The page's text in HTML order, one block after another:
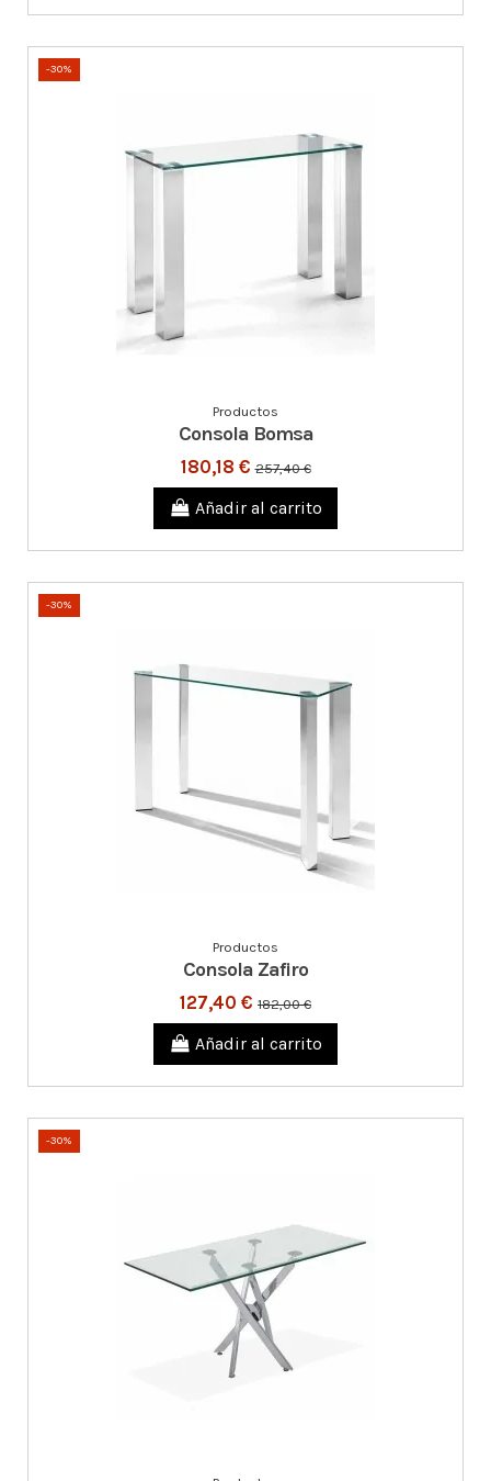
-30%
Productos
Consola Bomsa
180,18 €257,40 €
Añadir al carrito
-30%
Productos
Consola Zafiro
127,40 € 182,00 €
Añadir al carrito
-30%